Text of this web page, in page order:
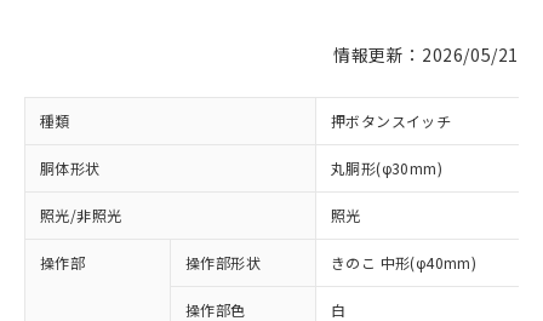
情報更新：2026/05/21
種類 押ボタンスイッチ
胴体形状 丸胴形(φ30mm)
照光/非照光 照光
操作部 操作部形状 きのこ 中形(φ40mm)
操作部色 白